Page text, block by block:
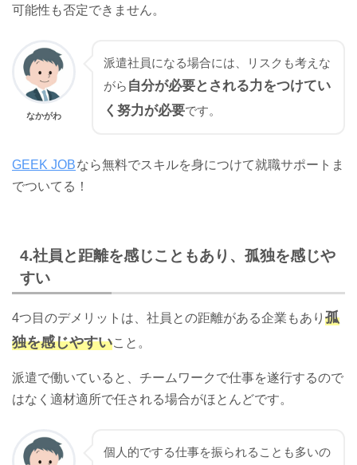
可能性も否定できません。
なかがわ
派遣社員になる場合には、リスクも考えな
がら 自分が必要とされる力をつけてい
く努力が必要です。
GEEK JOBなら無料でスキルを身につけて就職サポートま
でついてる！
4.社員と距離を感じこともあり、孤独を感じや
すい
4つ目のデメリットは、社員との距離がある企業もあり 孤
独を感じやすいこと。
派遣で働いていると、チームワークで仕事を遂行するので
はなく適材適所で任される場合がほとんどです。
個人的でする仕事を振られることも多いの